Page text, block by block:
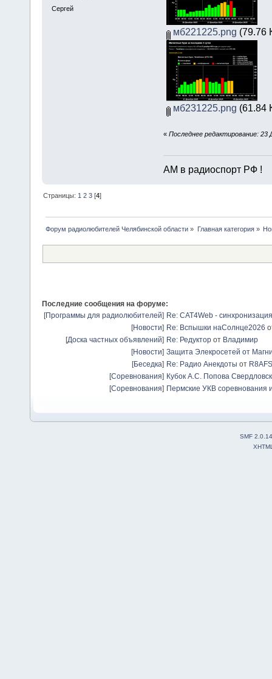
Сергей
мб221225.png (79.76
мб231225.png (61.84
« Последнее редактирование: 23
АМ в радиоспорт РФ !
Страницы: 1 2 3 [4]
Форум радиолюбителей Челябинской области » Главная категория»
Последние сообщения на форуме:
[Программы для радиолюбителей] Re: CAT4Web -
[Новости] Re: Вспышки наСолнце2026
[Доска частных объявлений] Re: Редуктор от Владимир
[Новости] Защита Элекросетей от
[Беседка] Re: Радио Анекдоты от R8AFS
[Соревнования] Кубок А.С. Попова
[Соревнования] Пермские УКВ соревнования
SMF 2.0.14